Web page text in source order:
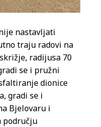
nastavljati
traju radovi na
radijusa 70
se i pružni
dionice
gradi se i
Bjelovaru i
području